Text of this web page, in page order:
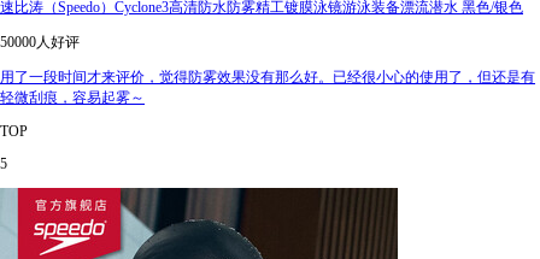
速比涛（Speedo）Cyclone3高清防水防雾精工镀膜泳镜游泳装备漂流潜水 黑色/银色
50000人好评
用了一段时间才来评价，觉得防雾效果没有那么好。已经很小心的使用了，但还是有
轻微刮痕，容易起雾～
TOP
5